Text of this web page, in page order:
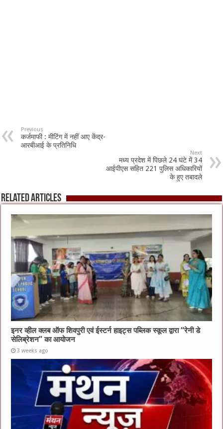
Previous
कर्जमाफी : मीटिंग में नहीं आए केंद्र-
आरबीआई के प्रतिनिधि
Next
मध्य प्रदेश में पिछले 24 घंटे में 34
आईपीएस सहित 221 पुलिस अधिकारियों
के हुए तबादले
Related Articles
इनर व्हील क्लब ऑफ शिवपुरी एवं ईस्टर्न हाइट्स पब्लिक स्कूल द्वारा “रेनी डे
सेलिब्रेशन” का आयोजन
3 weeks ago